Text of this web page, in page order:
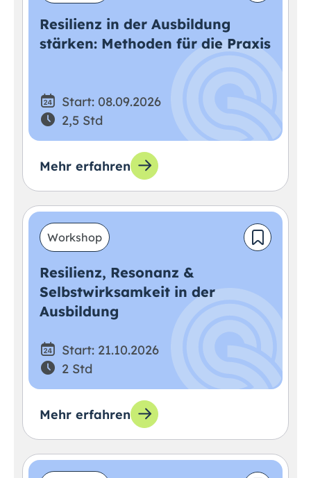
Resilienz in der Ausbildung
stärken: Methoden für die Praxis
Start: 08.09.2026
2,5 Std
Mehr erfahren
Workshop
Resilienz, Resonanz &
Selbstwirksamkeit in der
Ausbildung
Start: 21.10.2026
2 Std
Mehr erfahren